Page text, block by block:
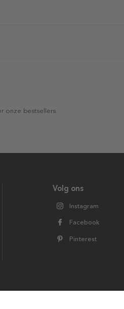
onze bestsellers.
Volg ons
Instagram
Facebook
Pinterest